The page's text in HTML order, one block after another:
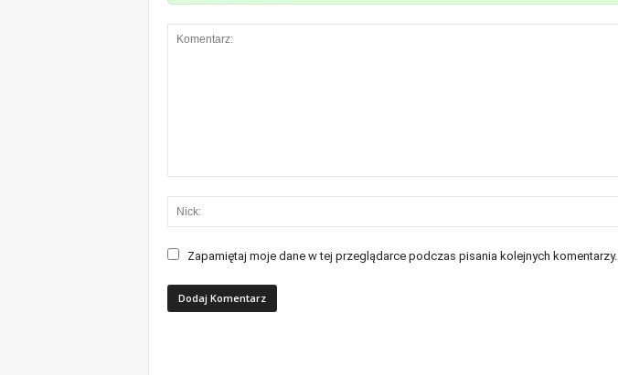
Zapamiętaj moje dane w tej przeglądarce podczas pisania kolejnych komentarzy.